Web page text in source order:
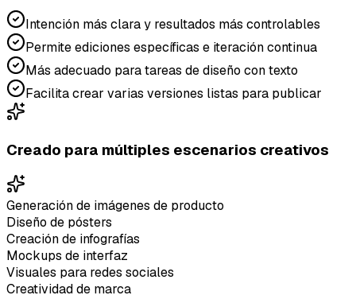
Intención más clara y resultados más controlables
Permite ediciones específicas e iteración continua
Más adecuado para tareas de diseño con texto
Facilita crear varias versiones listas para publicar
Creado para múltiples escenarios creativos
Generación de imágenes de producto
Diseño de pósters
Creación de infografías
Mockups de interfaz
Visuales para redes sociales
Creatividad de marca